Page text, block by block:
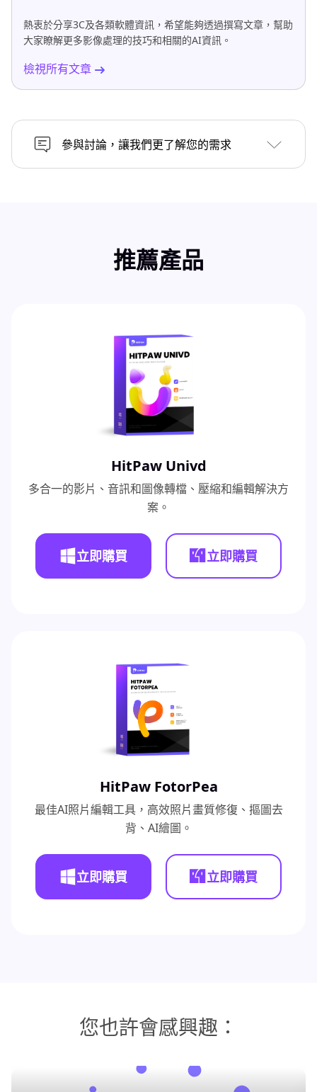
熱衷於分享3C及各類軟體資訊，希望能夠透過撰寫文章，幫助
大家瞭解更多影像處理的技巧和相關的AI資訊。
檢視所有文章
參與討論，讓我們更了解您的需求
推薦產品
HitPaw Univd
多合一的影片、音訊和圖像轉檔、壓縮和編輯解決方
案。
立即購買 立即購買
HitPaw FotorPea
最佳AI照片編輯工具，高效照片畫質修復、摳圖去
背、AI繪圖。
立即購買 立即購買
您也許會感興趣：